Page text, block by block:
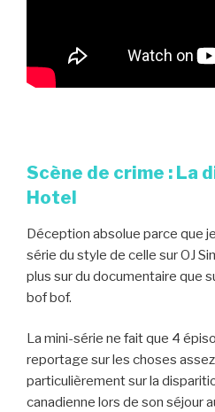
Scène de crime : La
Hotel
Déception absolue parce que
série du style de celle sur OJ
plus sur du documentaire que
bof bof.
La mini-série ne fait que 4
reportage sur les choses
particulièrement sur la
canadienne lors de son séjour